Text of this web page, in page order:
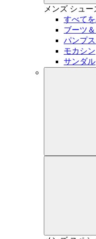
メンズ シュー
すべて
ブーツ
パンプ
モカシン
サンダル